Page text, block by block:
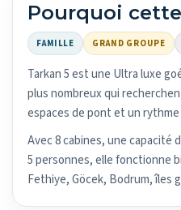
Pourquoi
FAMILLE GRAND GROUPE
Tarkan 5 est une Ultra luxe
plus nombreux qui
espaces de pont et un
Avec 8 cabines, une capacité
5 personnes, elle fonctionne
Fethiye, Göcek, Bodrum, îles